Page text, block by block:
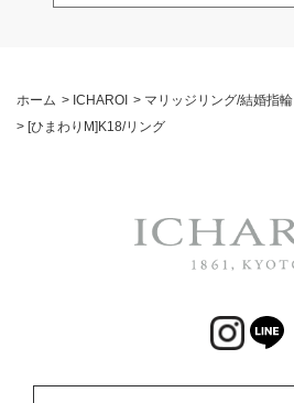
ホーム > ICHAROI > マリッジリング/結婚指輪
> [ひまわりM]K18/リング